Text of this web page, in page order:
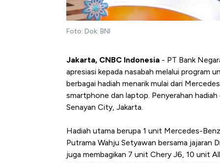
Foto: Dok: BNI
Jakarta, CNBC Indonesia - PT Bank
apresiasi kepada nasabah melalui program
berbagai hadiah menarik mulai dari
smartphone dan laptop. Penyerahan hadiah
Senayan City, Jakarta.
Hadiah utama berupa 1 unit Mercedes-
Putrama Wahju Setyawan bersama jajaran
juga membagikan 7 unit Chery J6, 10 unit